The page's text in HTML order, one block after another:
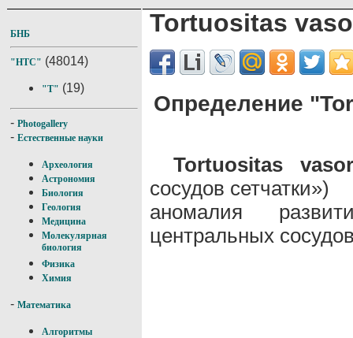
БНБ
"НТС" (48014)
"T" (19)
- Photogallery
- Естественные науки
Археология
Астрономия
Биология
Геология
Медицина
Молекулярная
биология
Физика
Химия
- Математика
Алгоритмы
Tortuositas
Определение
Tortuositas
сосудов сетчатки»)
аномалия
центральных